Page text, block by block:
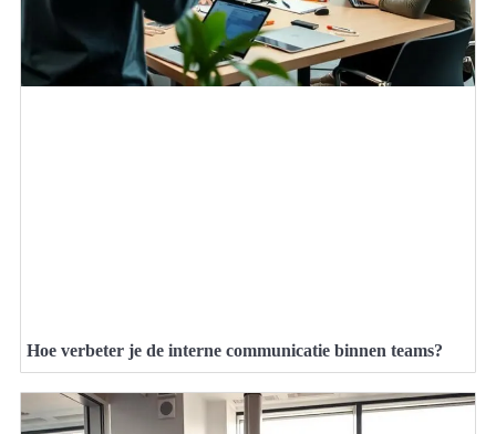
Hoe verbeter je de interne communicatie binnen teams?